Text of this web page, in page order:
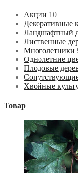
Акции 10
Декоративные
Ландшафтный
Лиственные
Многолетники
Однолетние
Плодовые
Хвойные
Товар